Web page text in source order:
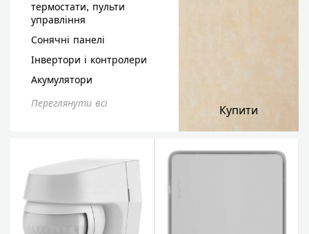
термостати, пульти
управління
Сонячні панелі
Інвертори і контролери
Акумулятори
Переглянути всі
Купити